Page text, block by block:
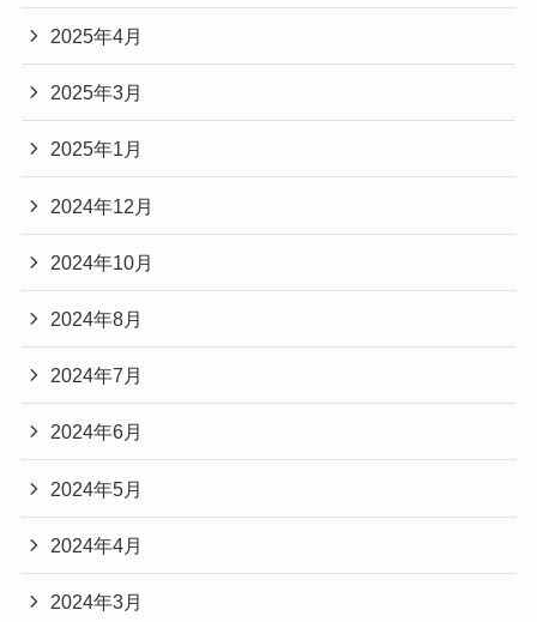
2025年4月
2025年3月
2025年1月
2024年12月
2024年10月
2024年8月
2024年7月
2024年6月
2024年5月
2024年4月
2024年3月